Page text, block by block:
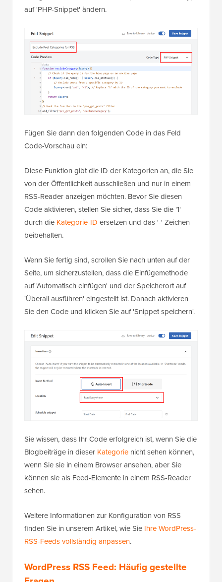
auf 'PHP-Snippet' ändern.
Fügen Sie dann den folgenden Code in das Feld
Code-Vorschau ein:
Diese Funktion gibt die ID der Kategorien an, die Sie
von der Öffentlichkeit ausschließen und nur in einem
RSS-Reader anzeigen möchten. Bevor Sie diesen
Code aktivieren, stellen Sie sicher, dass Sie die '1'
durch die Kategorie-ID ersetzen und das '-' Zeichen
beibehalten.
Wenn Sie fertig sind, scrollen Sie nach unten auf der
Seite, um sicherzustellen, dass die Einfügemethode
auf 'Automatisch einfügen' und der Speicherort auf
'Überall ausführen' eingestellt ist. Danach aktivieren
Sie den Code und klicken Sie auf 'Snippet speichern'.
Sie wissen, dass Ihr Code erfolgreich ist, wenn Sie die
Blogbeiträge in dieser Kategorie nicht sehen können,
wenn Sie sie in einem Browser ansehen, aber Sie
können sie als Feed-Elemente in einem RSS-Reader
sehen.
Weitere Informationen zur Konfiguration von RSS
finden Sie in unserem Artikel, wie Sie Ihre WordPress-
RSS-Feeds vollständig anpassen.
WordPress RSS Feed: Häufig gestellte